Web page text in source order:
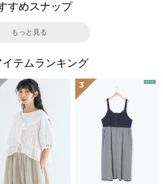
すめスナップ
もっと見る
イテムランキング
3